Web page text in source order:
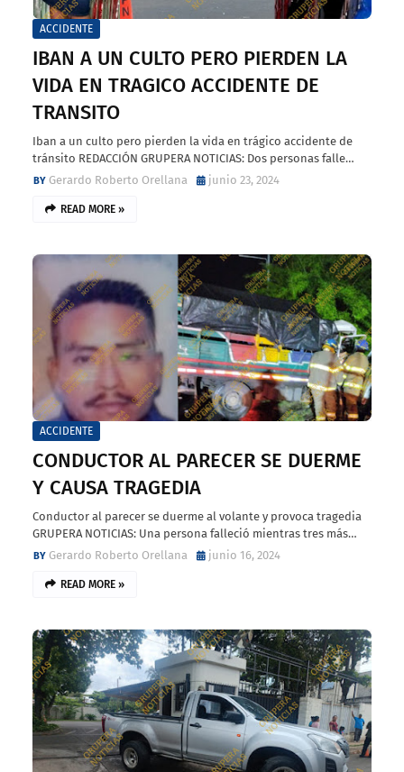
ACCIDENTE
IBAN A UN CULTO PERO PIERDEN LA
VIDA EN TRAGICO ACCIDENTE DE
TRANSITO
Iban a un culto pero pierden la vida en trágico accidente de
tránsito REDACCIÓN GRUPERA NOTICIAS: Dos personas falle…
Gerardo Roberto Orellana
junio 23, 2024
READ MORE »
ACCIDENTE
CONDUCTOR AL PARECER SE DUERME
Y CAUSA TRAGEDIA
Conductor al parecer se duerme al volante y provoca tragedia
GRUPERA NOTICIAS: Una persona falleció mientras tres más…
Gerardo Roberto Orellana
junio 16, 2024
READ MORE »